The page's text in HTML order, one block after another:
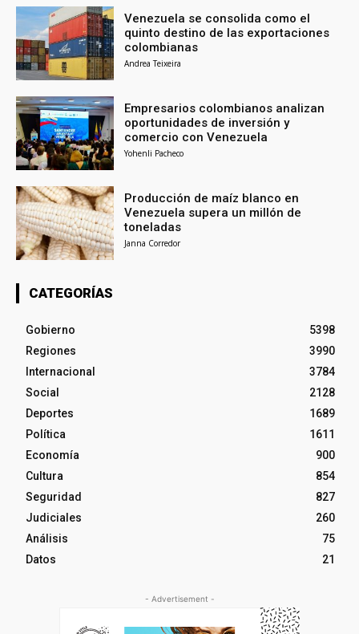
Venezuela se consolida como el
quinto destino de las exportaciones
colombianas
Andrea Teixeira
Empresarios colombianos analizan
oportunidades de inversión y
comercio con Venezuela
Yohenli Pacheco
Producción de maíz blanco en
Venezuela supera un millón de
toneladas
Janna Corredor
CATEGORÍAS
Gobierno
5398
Regiones
3990
Internacional
3784
Social
2128
Deportes
1689
Política
1611
Economía
900
Cultura
854
Seguridad
827
Judiciales
260
Análisis
75
Datos
21
- Advertisement -